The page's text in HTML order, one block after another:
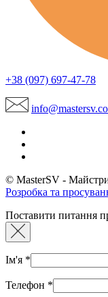
+38 (097) 697-47-78
© MasterSV -
Розробка та
Поставити питання
Ім'я *
Телефон *